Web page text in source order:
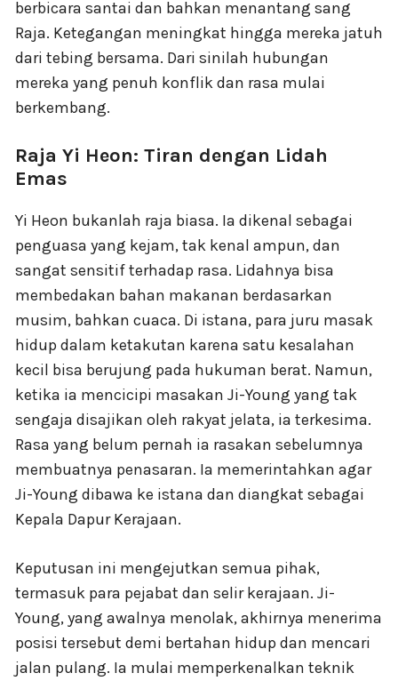
berbicara santai dan bahkan menantang sang
Raja. Ketegangan meningkat hingga mereka jatuh
dari tebing bersama. Dari sinilah hubungan
mereka yang penuh konflik dan rasa mulai
berkembang.
Raja Yi Heon: Tiran dengan Lidah
Emas
Yi Heon bukanlah raja biasa. Ia dikenal sebagai
penguasa yang kejam, tak kenal ampun, dan
sangat sensitif terhadap rasa. Lidahnya bisa
membedakan bahan makanan berdasarkan
musim, bahkan cuaca. Di istana, para juru masak
hidup dalam ketakutan karena satu kesalahan
kecil bisa berujung pada hukuman berat. Namun,
ketika ia mencicipi masakan Ji-Young yang tak
sengaja disajikan oleh rakyat jelata, ia terkesima.
Rasa yang belum pernah ia rasakan sebelumnya
membuatnya penasaran. Ia memerintahkan agar
Ji-Young dibawa ke istana dan diangkat sebagai
Kepala Dapur Kerajaan.
Keputusan ini mengejutkan semua pihak,
termasuk para pejabat dan selir kerajaan. Ji-
Young, yang awalnya menolak, akhirnya menerima
posisi tersebut demi bertahan hidup dan mencari
jalan pulang. Ia mulai memperkenalkan teknik